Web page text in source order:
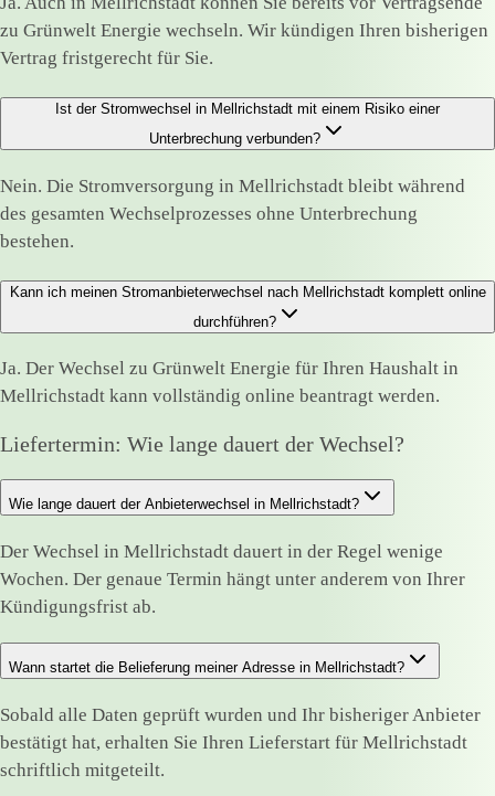
zu Grünwelt Energie wechseln. Wir kündigen Ihren bisherigen
Vertrag fristgerecht für Sie.
Ist der Stromwechsel in Mellrichstadt mit einem Risiko einer
Unterbrechung verbunden?
Nein. Die Stromversorgung in Mellrichstadt bleibt während
des gesamten Wechselprozesses ohne Unterbrechung
bestehen.
Kann ich meinen Stromanbieterwechsel nach Mellrichstadt komplett online
durchführen?
Ja. Der Wechsel zu Grünwelt Energie für Ihren Haushalt in
Mellrichstadt kann vollständig online beantragt werden.
Liefertermin: Wie lange dauert der Wechsel?
Wie lange dauert der Anbieterwechsel in Mellrichstadt?
Der Wechsel in Mellrichstadt dauert in der Regel wenige
Wochen. Der genaue Termin hängt unter anderem von Ihrer
Kündigungsfrist ab.
Wann startet die Belieferung meiner Adresse in Mellrichstadt?
Sobald alle Daten geprüft wurden und Ihr bisheriger Anbieter
bestätigt hat, erhalten Sie Ihren Lieferstart für Mellrichstadt
schriftlich mitgeteilt.